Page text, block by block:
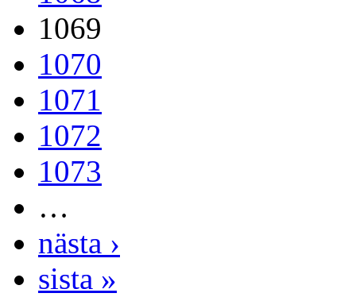
1069
1070
1071
1072
1073
…
nästa ›
sista »